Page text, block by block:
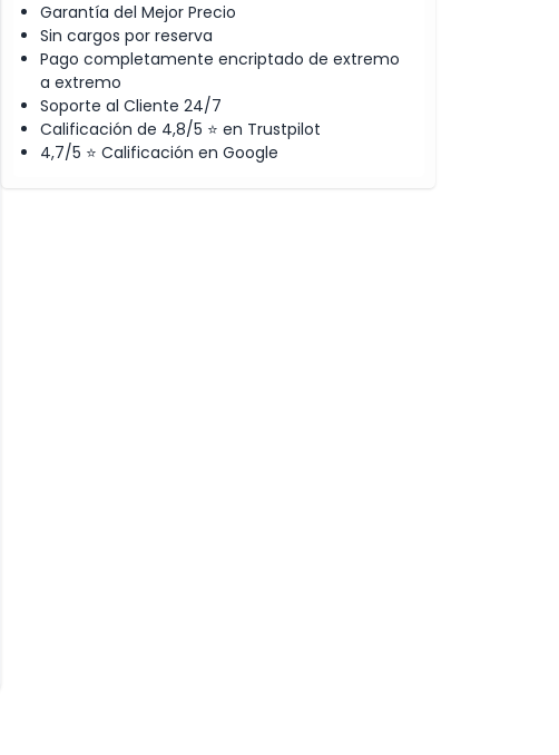
Garantía del Mejor Precio
Sin cargos por reserva
Pago completamente encriptado de extremo
a extremo
Soporte al Cliente 24/7
Calificación de 4,8/5 ⭐ en Trustpilot
4,7/5 ⭐ Calificación en Google